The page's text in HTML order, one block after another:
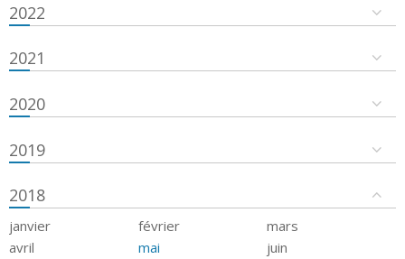
2022
2021
2020
2019
2018
janvier février
mars
avril
mai
juin